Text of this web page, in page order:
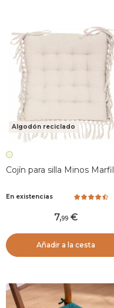
Algodón reciclado
Cojín para silla Minos Marfil
En existencias
7,99
Añadir a la cesta